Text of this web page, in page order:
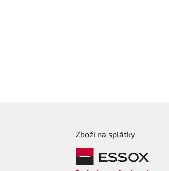
Zboží na splátky